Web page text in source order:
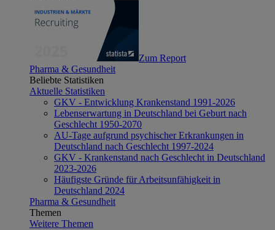
Zum Report
Pharma & Gesundheit
Beliebte Statistiken
Aktuelle Statistiken
GKV - Entwicklung Krankenstand 1991-2026
Lebenserwartung in Deutschland bei Geburt nach
Geschlecht 1950-2070
AU-Tage aufgrund psychischer Erkrankungen in
Deutschland nach Geschlecht 1997-2024
GKV - Krankenstand nach Geschlecht in Deutschland
2023-2026
Häufigste Gründe für Arbeitsunfähigkeit in
Deutschland 2024
Pharma & Gesundheit
Themen
Weitere Themen